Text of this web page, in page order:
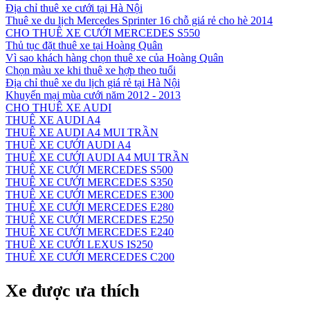
Địa chỉ thuê xe cưới tại Hà Nội
Thuê xe du lịch Mercedes Sprinter 16 chỗ giá rẻ cho hè 2014
CHO THUÊ XE CƯỚI MERCEDES S550
Thủ tục đặt thuê xe tại Hoàng Quân
Vì sao khách hàng chọn thuê xe của Hoàng Quân
Chọn màu xe khi thuê xe hợp theo tuổi
Địa chỉ thuê xe du lịch giá rẻ tại Hà Nội
Khuyến mại mùa cưới năm 2012 - 2013
CHO THUÊ XE AUDI
THUÊ XE AUDI A4
THUÊ XE AUDI A4 MUI TRẦN
THUÊ XE CƯỚI AUDI A4
THUÊ XE CƯỚI AUDI A4 MUI TRẦN
THUÊ XE CƯỚI MERCEDES S500
THUÊ XE CƯỚI MERCEDES S350
THUÊ XE CƯỚI MERCEDES E300
THUÊ XE CƯỚI MERCEDES E280
THUÊ XE CƯỚI MERCEDES E250
THUÊ XE CƯỚI MERCEDES E240
THUÊ XE CƯỚI LEXUS IS250
THUÊ XE CƯỚI MERCEDES C200
Xe được ưa thích